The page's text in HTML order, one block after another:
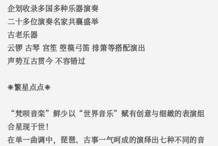
企划收录多国多种乐器演奏
二十多位演奏名家共襄盛举
古老乐器
云锣 古琴 宫笙 箜篌弓笛 排箫等搭配演出
声势互古贯今 不容错过
❈繁星点点❈
“梵呗音栾”鲜少以“世界音乐”赋有创意与细緻的表演组
合星现于世！
在单一曲调中，琵琶、古事一气呵成的演绎出七种不同的音